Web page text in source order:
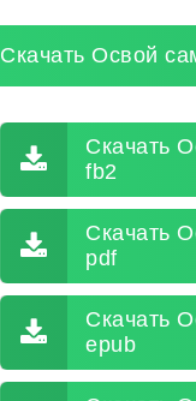
Скачать Освой
Скачать
fb2
Скачать
pdf
Скачать
epub